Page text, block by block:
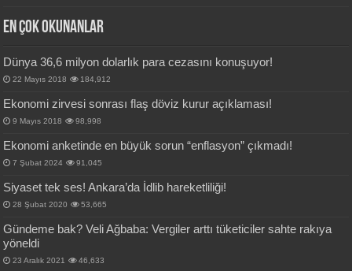
En Çok okunanlar
Dünya 36,6 milyon dolarlık para cezasını konuşuyor!
22 Mayıs 2018 184,912
Ekonomi zirvesi sonrası flaş döviz kurur açıklaması!
9 Mayıs 2018 98,998
Ekonomi anketinde en büyük sorun “enflasyon” çıkmadı!
7 Şubat 2024 91,045
Siyaset tek ses! Ankara’da İdlib hareketliliği!
28 Şubat 2020 53,665
Gündeme bak? Veli Ağbaba: Vergiler arttı tüketiciler sahte rakıya
yöneldi
23 Aralık 2021 46,633